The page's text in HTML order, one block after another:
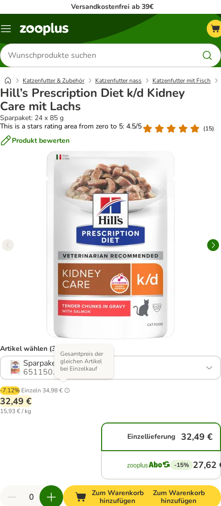
Versandkostenfrei ab 39€
Menü
Produkte
suchen
Katzenfutter & Zubehör Katzenfutter nass Katzenfutter mit Fisch
Hill’s Prescription Diet k/d Kidney
Care mit Lachs
Sparpaket: 24 x 85 g
This is a stars rating area from zero to 5: 4.5/5
(15)
Produkt bewerten
Artikel wählen (3 Varianten)
Sparpaket: 24 x 85 g
651150.1
-7.12% Einzeln 34,98 €
Gesamtpreis der
gleichen Artikel
bei Einzelkauf
32,49 €
15,93 € / kg
Einzellieferung 32,49 €
-15% 27,62
Zum Warenkorb
hinzufügen
Zum Warenkorb
hinzufügen